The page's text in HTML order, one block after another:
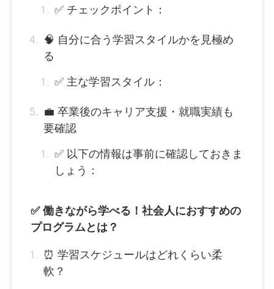
✅ チェックポイント：
🧠 自分に合う学習スタイルかを見極め
る
✅ 主な学習スタイル：
💼 卒業後のキャリア支援・就職実績も
要確認
✅ 以下の情報は事前に確認しておきま
しょう：
✅ 働きながら学べる！社会人におすすめの
プログラムとは？
⏰ 学習スケジュールはどれくらい柔
軟？